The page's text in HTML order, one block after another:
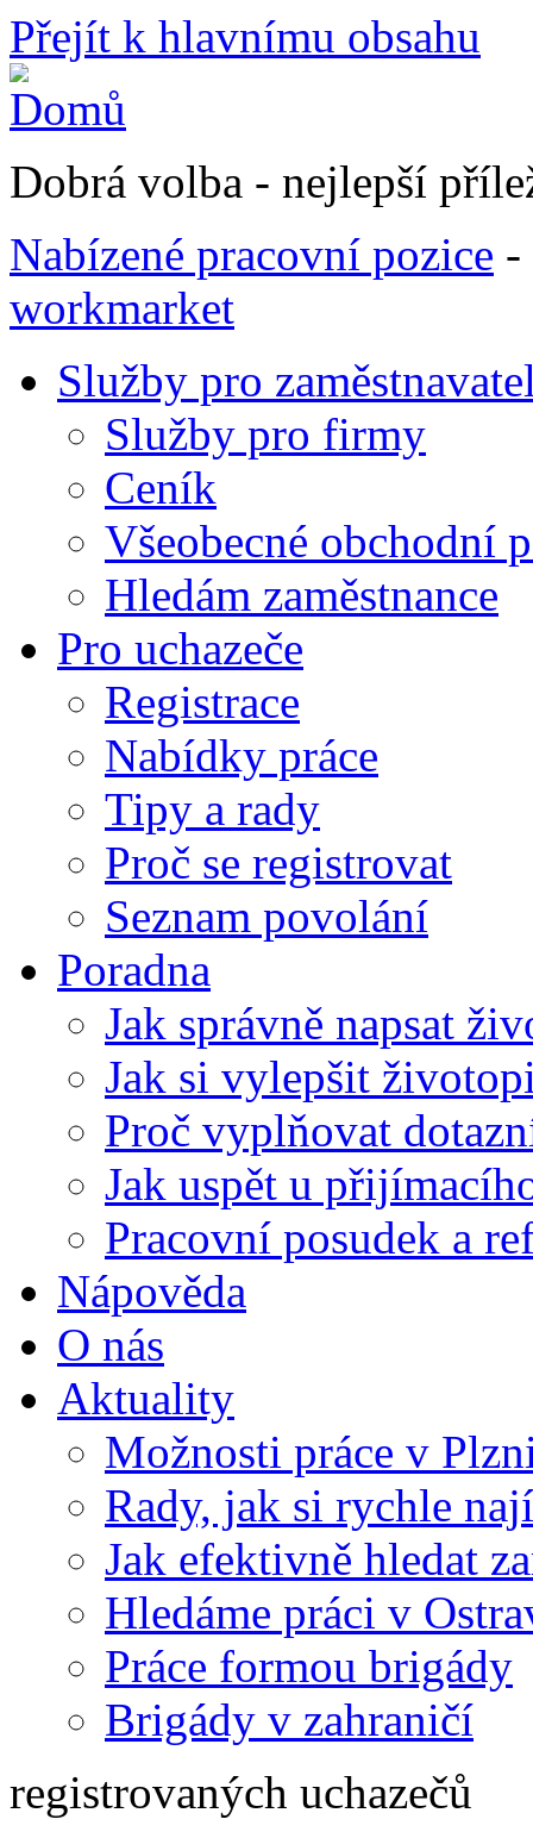
Přejít k hlavnímu obsahu
Dobrá volba - nejlepší
Nabízené pracovní pozice -
workmarket
Služby pro
Služby pro firmy
Ceník
Všeobecné obchodní
Hledám zaměstnance
Pro uchazeče
Registrace
Nabídky práce
Tipy a rady
Proč se registrovat
Seznam povolání
Poradna
Jak správně napsat
Jak si vylepšit
Proč vyplňovat
Jak uspět u
Pracovní posudek a
Nápověda
O nás
Aktuality
Možnosti práce v
Rady, jak si rychle
Jak efektivně hledat
Hledáme práci v
Práce formou brigády
Brigády v zahraničí
registrovaných uchazečů